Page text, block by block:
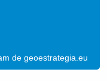
de geoestrategia.eu